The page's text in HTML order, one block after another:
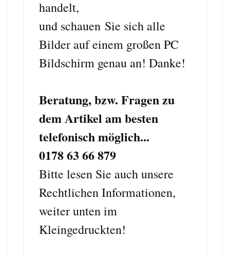
handelt,
und schauen Sie sich alle
Bilder auf einem großen PC
Bildschirm genau an! Danke!
Beratung, bzw. Fragen zu
dem Artikel am besten
telefonisch möglich...
0178 63 66 879
Bitte lesen Sie auch unsere
Rechtlichen Informationen,
weiter unten im
Kleingedruckten!